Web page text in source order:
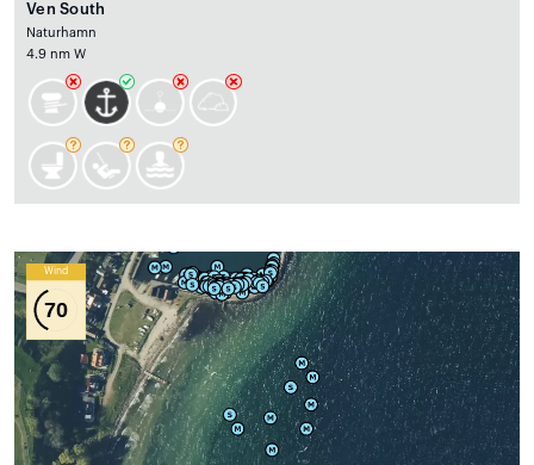
Ven South
Naturhamn
4.9 nm W
Wind
70